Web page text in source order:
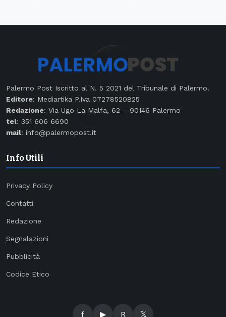
Palermo Post Iscritto al N. 5 2021 del Tribunale di Palermo.
Editore: Mediartika P.Iva 07278520825
Redazione: Via Ugo La Malfa, 62 – 90146 Palermo
tel: 351 606 6690
mail: info@palermopost.it
Info Utili
Privacy Policy
Contatti
Redazione
Segnalazioni
Pubblicità
Codice Etico
f ▶ R 𝕏